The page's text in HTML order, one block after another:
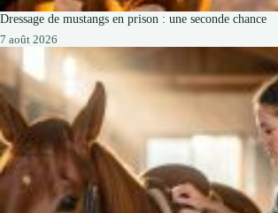
Dressage de mustangs en prison : une seconde chance
7 août 2026